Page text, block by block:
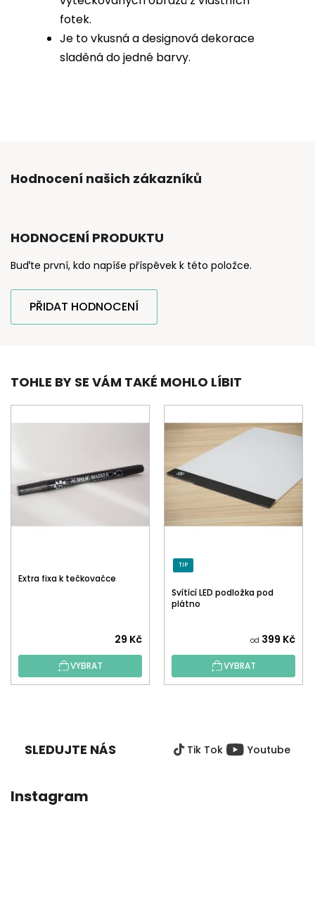
fotek.
Je to vkusná a designová dekorace
sladěná do jedné barvy.
Hodnocení našich zákazníků
HODNOCENÍ PRODUKTU
Buďte první, kdo napíše příspěvek k této položce.
PŘIDAT HODNOCENÍ
TOHLE BY SE VÁM TAKÉ MOHLO LÍBIT
Extra fixa k tečkovačce
29 Kč
VYBRAT
TIP
Svítící LED podložka pod
plátno
od 399 Kč
VYBRAT
SLEDUJTE NÁS Tik Tok Youtube
Instagram